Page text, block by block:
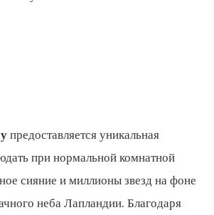
предоставляется уникальная
при нормальной комнатной
сияние и миллионы звезд на фоне
неба Лапландии. Благодаря